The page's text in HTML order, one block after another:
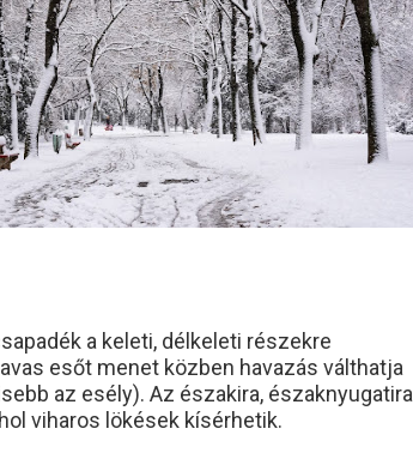
a keleti, délkeleti részekre
esőt menet közben havazás válthatja
az esély). Az északira, északnyugatira
viharos lökések kísérhetik.